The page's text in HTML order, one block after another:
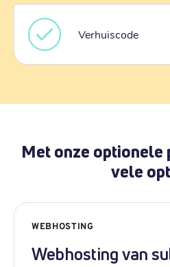
Verhuiscode
Met onze optionele
vele
WEBHOSTING
Webhosting van